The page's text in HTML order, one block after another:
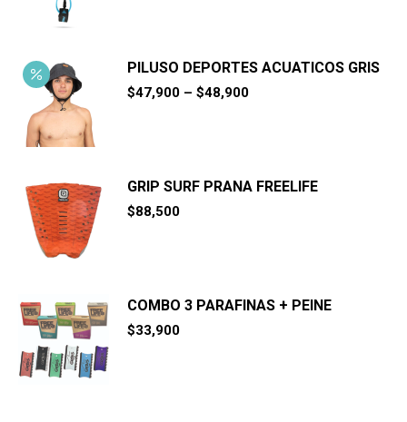
PILUSO DEPORTES ACUATICOS GRIS
$47,900 – $48,900
GRIP SURF PRANA FREELIFE
$88,500
COMBO 3 PARAFINAS + PEINE
$33,900